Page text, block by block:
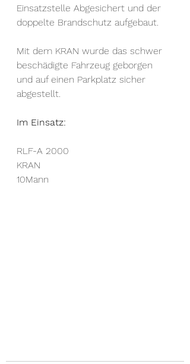
Einsatzstelle Abgesichert und der
doppelte Brandschutz aufgebaut.
Mit dem KRAN wurde das schwer
beschädigte Fahrzeug geborgen
und auf einen Parkplatz sicher
abgestellt.
Im Einsatz:
RLF-A 2000
KRAN
10Mann